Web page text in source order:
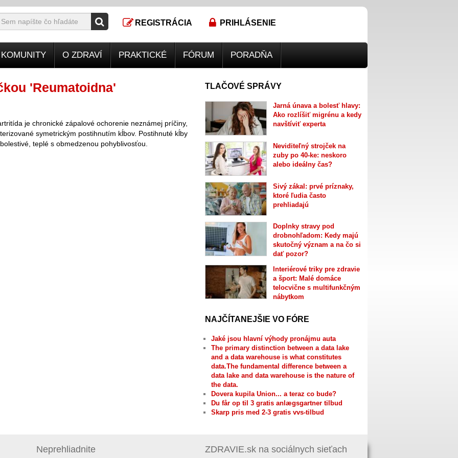
REGISTRÁCIA PRIHLÁSENIE
KOMUNITY O ZDRAVÍ PRAKTICKÉ FÓRUM PORADŇA
'Reumatoidna'
je chronické zápalové ochorenie neznámej príčiny,
symetrickým postihnutím kĺbov. Postihnuté kĺby
teplé s obmedzenou pohyblivosťou.
TLAČOVÉ SPRÁVY
Jarná únava a bolesť hlavy:
Ako rozlíšiť migrénu a kedy
navštíviť experta
Neviditeľný strojček na
zuby po 40-ke: neskoro
alebo ideálny čas?
Sivý zákal: prvé príznaky,
ktoré ľudia často
prehliadajú
Doplnky stravy pod
drobnohľadom: Kedy majú
skutočný význam a na čo si
dať pozor?
Interiérové triky pre zdravie
a šport: Malé domáce
telocvične s multifunkčným
nábytkom
NAJČÍTANEJŠIE VO FÓRE
Jaké jsou hlavní výhody pronájmu auta
The primary distinction between a data lake
and a data warehouse is what constitutes
data.The fundamental difference between a
data lake and data warehouse is the nature of
the data.
Dovera kupila Union... a teraz co bude?
Du får op til 3 gratis anlægsgartner tilbud
Skarp pris med 2-3 gratis vvs-tilbud
Neprehliadnite ZDRAVIE.sk na sociálnych sieťach